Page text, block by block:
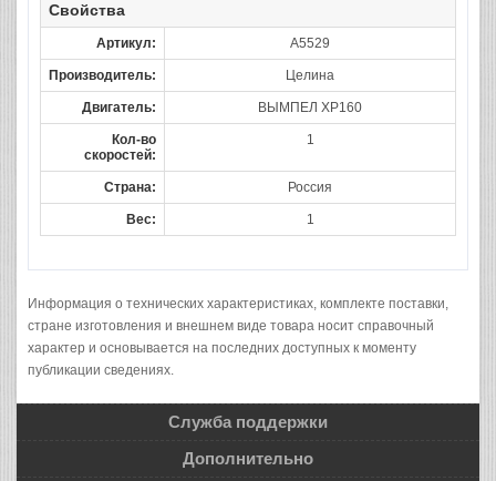
Свойства
Артикул: A5529
Производитель: Целина
Двигатель: ВЫМПЕЛ XP160
Кол-во
скоростей:
1
Страна: Россия
Вес: 1
Информация о технических характеристиках, комплекте поставки,
стране изготовления и внешнем виде товара носит справочный
характер и основывается на последних доступных к моменту
публикации сведениях.
Служба поддержки
Дополнительно